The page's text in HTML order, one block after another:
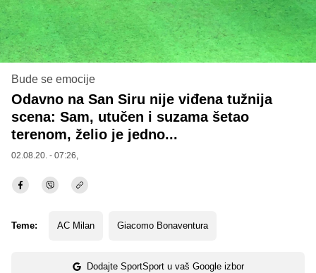
Bude se emocije
Odavno na San Siru nije viđena tužnija
scena: Sam, utučen i suzama šetao
terenom, želio je jedno...
02.08.20. - 07:26,
Teme: AC Milan Giacomo Bonaventura
Dodajte SportSport u vaš Google izbor